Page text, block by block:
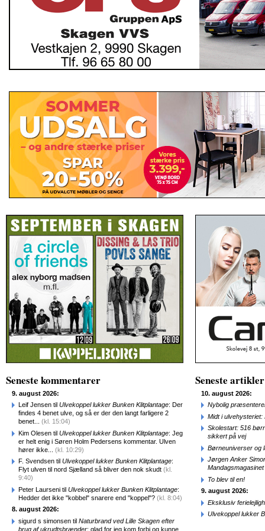
Seneste kommentarer
9. august 2026:
Leif Jensen til Ulvekoppel lukker Bunken Klitplantage: Der
findes 4 benet ulve, og så er der den langt farligere 2
benet... (kl. 15:04)
Kim Olesen til Ulvekoppel lukker Bunken Klitplantage: Jeg
er helt enig i Søren Holm Pedersens kommentar. Ulven
hører ikke... (kl. 10:29)
F. Svendsen til Ulvekoppel lukker Bunken Klitplantage:
Flyt ulven til nord Sjælland så bliver den nok skudt (kl.
9:40)
Peter Laurseni til Ulvekoppel lukker Bunken Klitplantage:
Hedder det ikke "kobbel" snarere end "koppel"? (kl. 8:04)
8. august 2026:
sigurd s simonsen til Naturbrand ved Lille Skagen efter
brug af ukrudtsbrænder: glad for jeg kom forbi og kunne
Seneste artikler
10. august 2026:
Nybolig
Midt i
Skolestart: 516
sikkert på vej
Børneuniverser og
Jørgen Anker
Mandagsmagasinet
To blev til en!
9. august 2026:
Eksklusiv
Ulvekoppel lukker